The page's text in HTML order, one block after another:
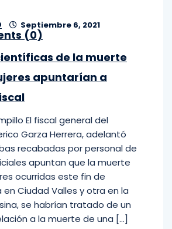
Septiembre 6, 2021
(0)
de la muerte
apuntarían a
El fiscal general del
Garza Herrera, adelantó
recabadas por personal de
apuntan que la muerte
ocurridas este fin de
en Ciudad Valles y otra en la
se habrían tratado de un
a la muerte de una […]